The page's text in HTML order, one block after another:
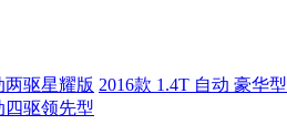
两驱星耀版 2016款 1.4T 自动 豪华型
四驱领先型